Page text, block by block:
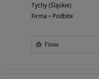
Tychy (Śląskie)
Firma • Podbite
Firma